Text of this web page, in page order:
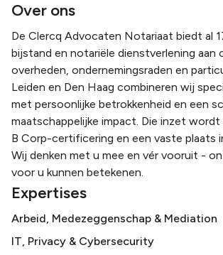
Over ons
De Clercq Advocaten Notariaat biedt al
bijstand en notariële dienstverlening aan
overheden, ondernemingsraden en
Leiden en Den Haag combineren wij
met persoonlijke betrokkenheid en een
maatschappelijke impact. Die inzet
B Corp-certificering en een vaste plaats
Wij denken met u mee en vér vooruit -
voor u kunnen betekenen.
Expertises
Arbeid, Medezeggenschap & Mediation
IT, Privacy & Cybersecurity